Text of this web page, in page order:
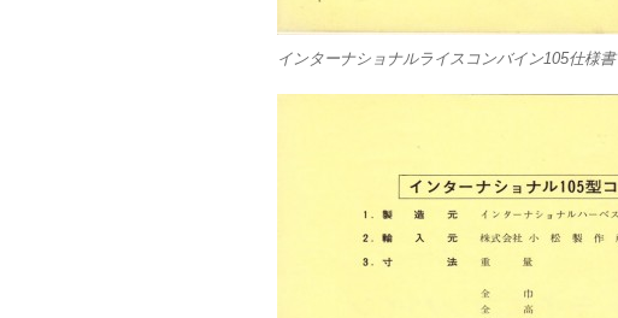
インターナショナルライスコンバイン105仕様書